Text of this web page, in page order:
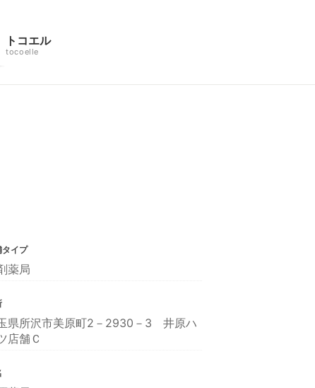
トコエル
tocoelle
タイプ
薬局
県所沢市美原町2－2930－3 井原ハ
店舗Ｃ